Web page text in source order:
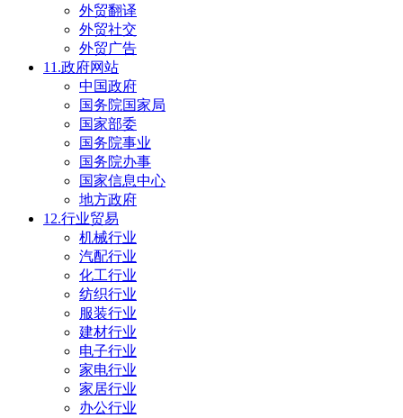
外贸翻译
外贸社交
外贸广告
11.政府网站
中国政府
国务院国家局
国家部委
国务院事业
国务院办事
国家信息中心
地方政府
12.行业贸易
机械行业
汽配行业
化工行业
纺织行业
服装行业
建材行业
电子行业
家电行业
家居行业
办公行业